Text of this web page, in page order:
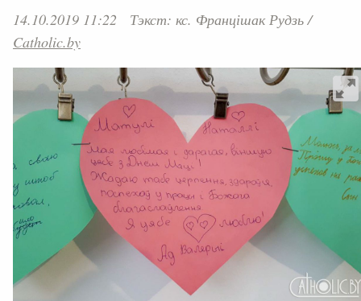
14.10.2019 11:22 Тэкст: кс. Францішак Рудзь/
Catholic.by